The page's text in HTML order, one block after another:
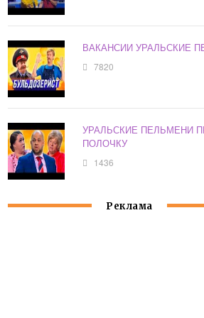
ВАКАНСИИ УРАЛЬСКИЕ
7820
УРАЛЬСКИЕ ПЕЛЬМЕНИ
ПОЛОЧКУ
1436
Реклама